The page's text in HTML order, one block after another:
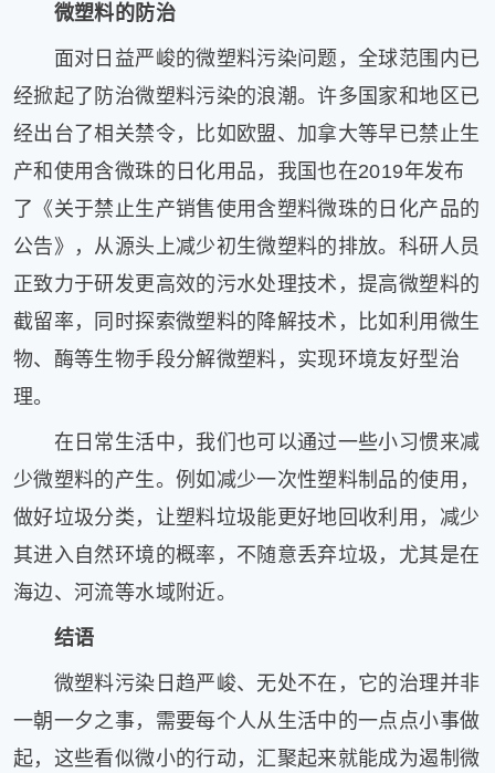
微塑料的防治
面对日益严峻的微塑料污染问题，全球范围内已
经掀起了防治微塑料污染的浪潮。许多国家和地区已
经出台了相关禁令，比如欧盟、加拿大等早已禁止生
产和使用含微珠的日化用品，我国也在2019年发布
了《关于禁止生产销售使用含塑料微珠的日化产品的
公告》，从源头上减少初生微塑料的排放。科研人员
正致力于研发更高效的污水处理技术，提高微塑料的
截留率，同时探索微塑料的降解技术，比如利用微生
物、酶等生物手段分解微塑料，实现环境友好型治
理。
在日常生活中，我们也可以通过一些小习惯来减
少微塑料的产生。例如减少一次性塑料制品的使用，
做好垃圾分类，让塑料垃圾能更好地回收利用，减少
其进入自然环境的概率，不随意丢弃垃圾，尤其是在
海边、河流等水域附近。
结语
微塑料污染日趋严峻、无处不在，它的治理并非
一朝一夕之事，需要每个人从生活中的一点点小事做
起，这些看似微小的行动，汇聚起来就能成为遏制微